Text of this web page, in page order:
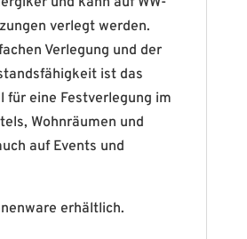
verlegt werden.
Verlegung und der
ist das
für eine Festverlegung im
Wohnräumen und
auf Events und
erhältlich.